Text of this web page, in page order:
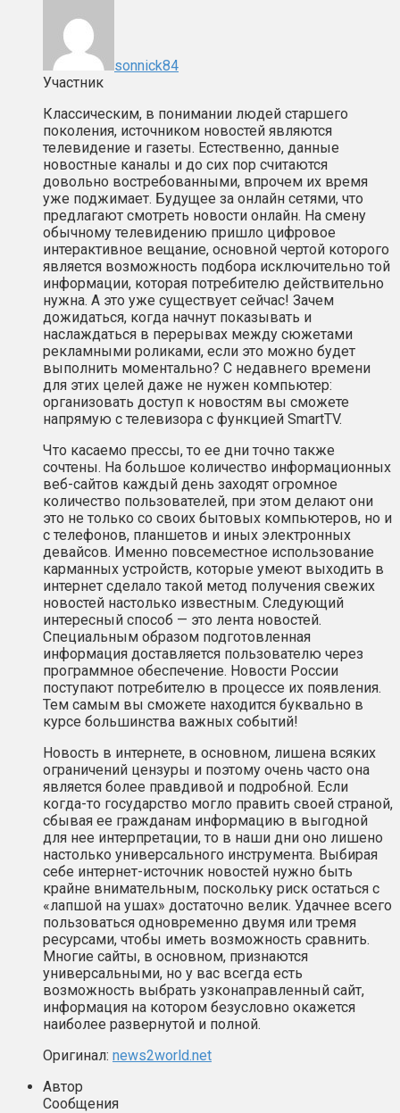
sonnick84
Участник
Классическим, в понимании людей старшего
поколения, источником новостей являются
телевидение и газеты. Естественно, данные
новостные каналы и до сих пор считаются
довольно востребованными, впрочем их время
уже поджимает. Будущее за онлайн сетями, что
предлагают смотреть новости онлайн. На смену
обычному телевидению пришло цифровое
интерактивное вещание, основной чертой которого
является возможность подбора исключительно той
информации, которая потребителю действительно
нужна. А это уже существует сейчас! Зачем
дожидаться, когда начнут показывать и
наслаждаться в перерывах между сюжетами
рекламными роликами, если это можно будет
выполнить моментально? С недавнего времени
для этих целей даже не нужен компьютер:
организовать доступ к новостям вы сможете
напрямую с телевизора с функцией SmartTV.
Что касаемо прессы, то ее дни точно также
сочтены. На большое количество информационных
веб-сайтов каждый день заходят огромное
количество пользователей, при этом делают они
это не только со своих бытовых компьютеров, но и
с телефонов, планшетов и иных электронных
девайсов. Именно повсеместное использование
карманных устройств, которые умеют выходить в
интернет сделало такой метод получения свежих
новостей настолько известным. Следующий
интересный способ — это лента новостей.
Специальным образом подготовленная
информация доставляется пользователю через
программное обеспечение. Новости России
поступают потребителю в процессе их появления.
Тем самым вы сможете находится буквально в
курсе большинства важных событий!
Новость в интернете, в основном, лишена всяких
ограничений цензуры и поэтому очень часто она
является более правдивой и подробной. Если
когда-то государство могло править своей страной,
сбывая ее гражданам информацию в выгодной
для нее интерпретации, то в наши дни оно лишено
настолько универсального инструмента. Выбирая
себе интернет-источник новостей нужно быть
крайне внимательным, поскольку риск остаться с
«лапшой на ушах» достаточно велик. Удачнее всего
пользоваться одновременно двумя или тремя
ресурсами, чтобы иметь возможность сравнить.
Многие сайты, в основном, признаются
универсальными, но у вас всегда есть
возможность выбрать узконаправленный сайт,
информация на котором безусловно окажется
наиболее развернутой и полной.
Оригинал: news2world.net
Автор
Сообщения